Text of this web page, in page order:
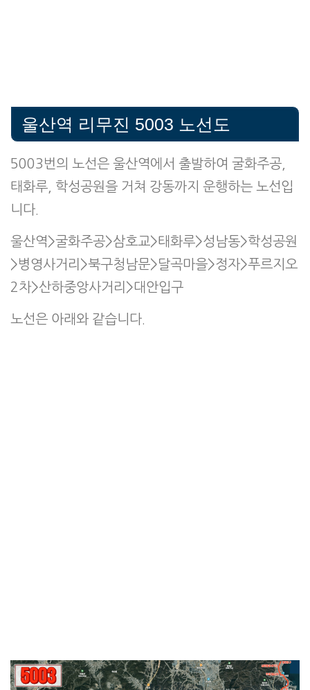
울산역 리무진 5003 노선도
5003번의 노선은 울산역에서 출발하여 굴화주공,
태화루, 학성공원을 거쳐 강동까지 운행하는 노선입
니다.
울산역>굴화주공>삼호교>태화루>성남동>학성공원
>병영사거리>북구청남문>달곡마을>정자>푸르지오
2차>산하중앙사거리>대안입구
노선은 아래와 같습니다.